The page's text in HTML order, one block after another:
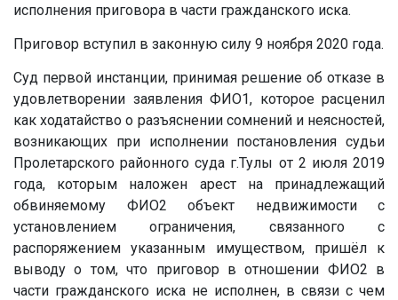
исполнения приговора в части гражданского иска.
Приговор вступил в законную силу 9 ноября 2020 года.
Суд первой инстанции, принимая решение об отказе в
удовлетворении заявления ФИО1, которое расценил
как ходатайство о разъяснении сомнений и неясностей,
возникающих при исполнении постановления судьи
Пролетарского районного суда г.Тулы от 2 июля 2019
года, которым наложен арест на принадлежащий
обвиняемому ФИО2 объект недвижимости с
установлением ограничения, связанного с
распоряжением указанным имуществом, пришёл к
выводу о том, что приговор в отношении ФИО2 в
части гражданского иска не исполнен, в связи с чем